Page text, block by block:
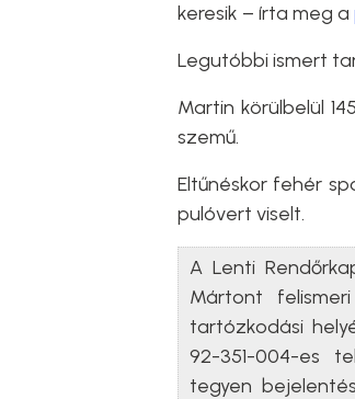
keresik – írta meg a
Legutóbbi ismert
Martin körülbelül
szemű.
Eltűnéskor fehér
pulóvert viselt.
A Lenti
Mártont
tartózkodási
92-351-004-es
tegyen